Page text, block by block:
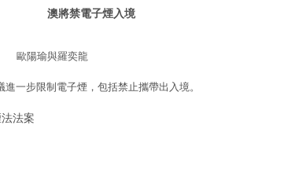
澳將禁電子煙入境
歐陽瑜與羅奕龍
進一步限制電子煙，包括禁止攜帶出入境。
法案